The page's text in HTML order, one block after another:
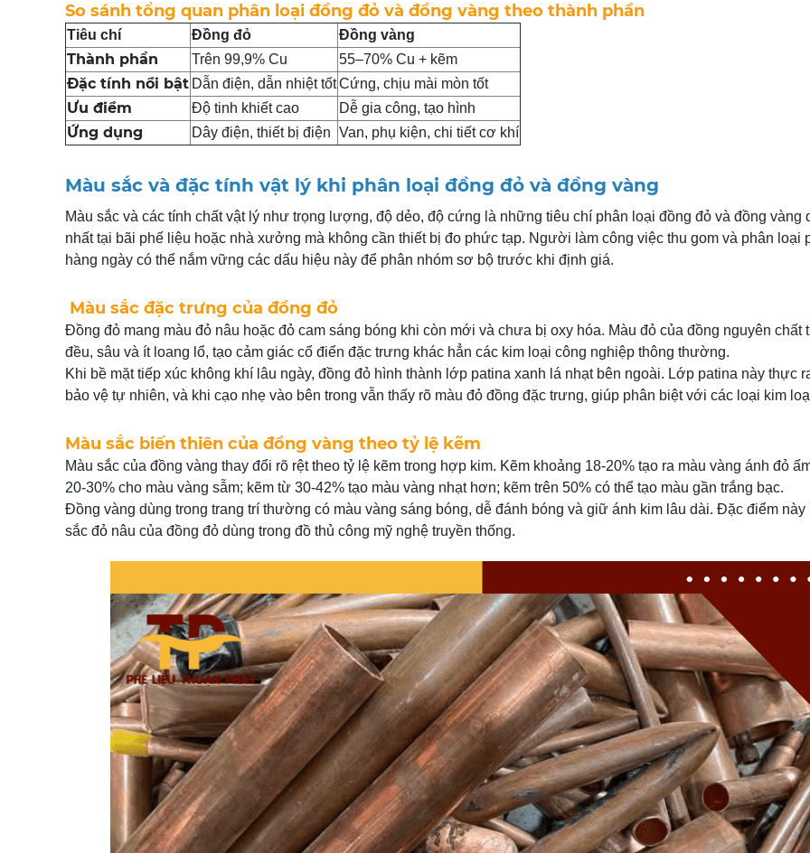
So sánh tổng quan phân loại đồng đỏ và đồng vàng theo thành phần
Tiêu chí Đồng đỏ Đồng vàng
Thành phần Trên 99,9% Cu 55–70% Cu + kẽm
Đặc tính nổi bật Dẫn điện, dẫn nhiệt tốtCứng, chịu mài mòn tốt
Ưu điểm Độ tinh khiết cao Dễ gia công, tạo hình
Ứng dụng Dây điện, thiết bị điện Van, phụ kiện, chi tiết cơ khí
Màu sắc và đặc tính vật lý khi phân loại đồng đỏ và đồng vàng
Màu sắc và các tính chất vật lý như trọng lượng, độ dẻo, độ cứng là những tiêu chí phân loại đồng đỏ và đồng vàng
nhất tại bãi phế liệu hoặc nhà xưởng mà không cần thiết bị đo phức tạp. Người làm công việc thu gom và phân loại
hàng ngày có thể nắm vững các dấu hiệu này để phân nhóm sơ bộ trước khi định giá.
Màu sắc đặc trưng của đồng đỏ
Đồng đỏ mang màu đỏ nâu hoặc đỏ cam sáng bóng khi còn mới và chưa bị oxy hóa. Màu đỏ của đồng nguyên chất
đều, sâu và ít loang lổ, tạo cảm giác cổ điển đặc trưng khác hẳn các kim loại công nghiệp thông thường.
Khi bề mặt tiếp xúc không khí lâu ngày, đồng đỏ hình thành lớp patina xanh lá nhạt bên ngoài. Lớp patina này thực
bảo vệ tự nhiên, và khi cạo nhẹ vào bên trong vẫn thấy rõ màu đỏ đồng đặc trưng, giúp phân biệt với các loại kim
Màu sắc biến thiên của đồng vàng theo tỷ lệ kẽm
Màu sắc của đồng vàng thay đổi rõ rệt theo tỷ lệ kẽm trong hợp kim. Kẽm khoảng 18-20% tạo ra màu vàng ánh đỏ
20-30% cho màu vàng sẫm; kẽm từ 30-42% tạo màu vàng nhạt hơn; kẽm trên 50% có thể tạo màu gần trắng bạc.
Đồng vàng dùng trong trang trí thường có màu vàng sáng bóng, dễ đánh bóng và giữ ánh kim lâu dài. Đặc điểm này
sắc đỏ nâu của đồng đỏ dùng trong đồ thủ công mỹ nghệ truyền thống.